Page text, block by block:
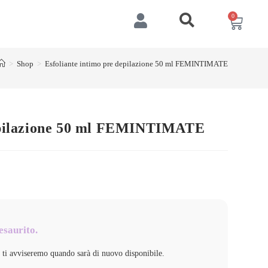
0
> Shop > Esfoliante intimo pre depilazione 50 ml FEMINTIMATE
50 ml FEMINTIMATE
avviseremo quando sarà di nuovo disponibile.